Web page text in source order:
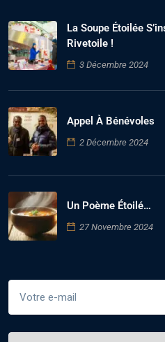
La Soupe Étoilée
Rivetoile !
3 Décembre 2024
Appel À Bénévoles
2 Décembre 2024
Un Poème Étoilé…
27 Novembre 2024